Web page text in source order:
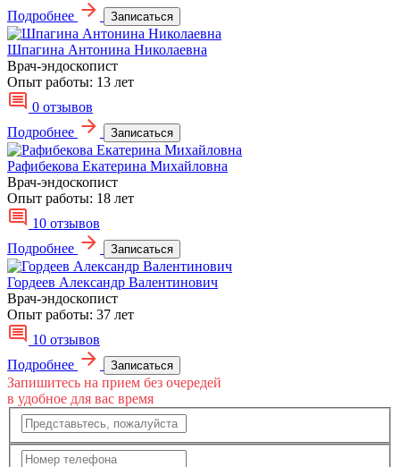
Подробнее
Записаться
Шпагина Антонина Николаевна
Врач-эндоскопист
Опыт работы: 13 лет
0 отзывов
Подробнее
Записаться
Рафибекова Екатерина Михайловна
Врач-эндоскопист
Опыт работы: 18 лет
10 отзывов
Подробнее
Записаться
Гордеев Александр Валентинович
Врач-эндоскопист
Опыт работы: 37 лет
10 отзывов
Подробнее
Записаться
Запишитесь на прием без очередей
в удобное для вас время